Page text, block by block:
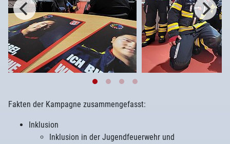
Fakten der Kampagne zusammengefasst:
Inklusion
Inklusion in der Jugendfeuerwehr und